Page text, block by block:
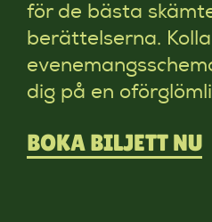
för de bästa
berättelserna.
dig på en
BOKA BILJETT NU